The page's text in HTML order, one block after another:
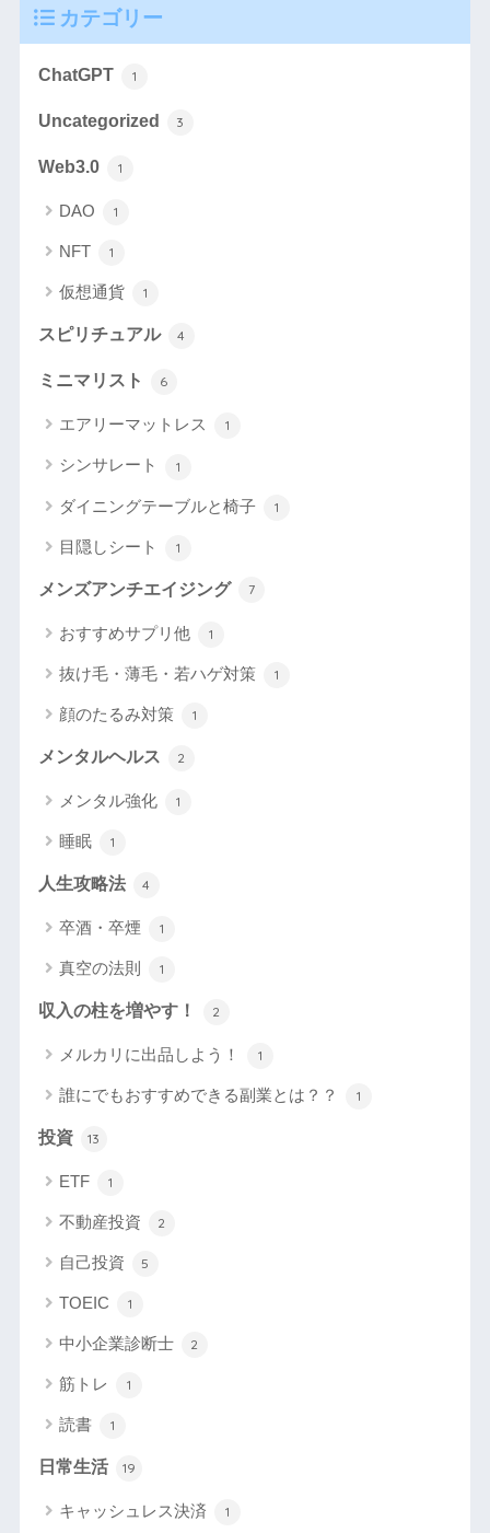
カテゴリー
ChatGPT 1
Uncategorized 3
Web3.0 1
DAO 1
NFT 1
仮想通貨 1
スピリチュアル 4
ミニマリスト 6
エアリーマットレス 1
シンサレート 1
ダイニングテーブルと椅子 1
目隠しシート 1
メンズアンチエイジング 7
おすすめサプリ他 1
抜け毛・薄毛・若ハゲ対策 1
顔のたるみ対策 1
メンタルヘルス 2
メンタル強化 1
睡眠 1
人生攻略法 4
卒酒・卒煙 1
真空の法則 1
収入の柱を増やす！ 2
メルカリに出品しよう！ 1
誰にでもおすすめできる副業とは？？ 1
投資 13
ETF 1
不動産投資 2
自己投資 5
TOEIC 1
中小企業診断士 2
筋トレ 1
読書 1
日常生活 19
キャッシュレス決済 1